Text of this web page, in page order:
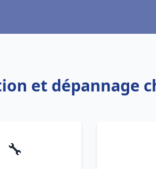
et dépannage
🔧